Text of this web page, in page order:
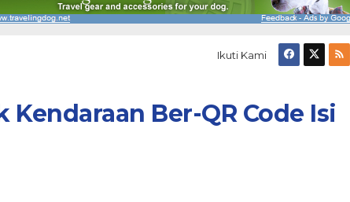
Ikuti Kami
Kendaraan Ber-QR Code Isi